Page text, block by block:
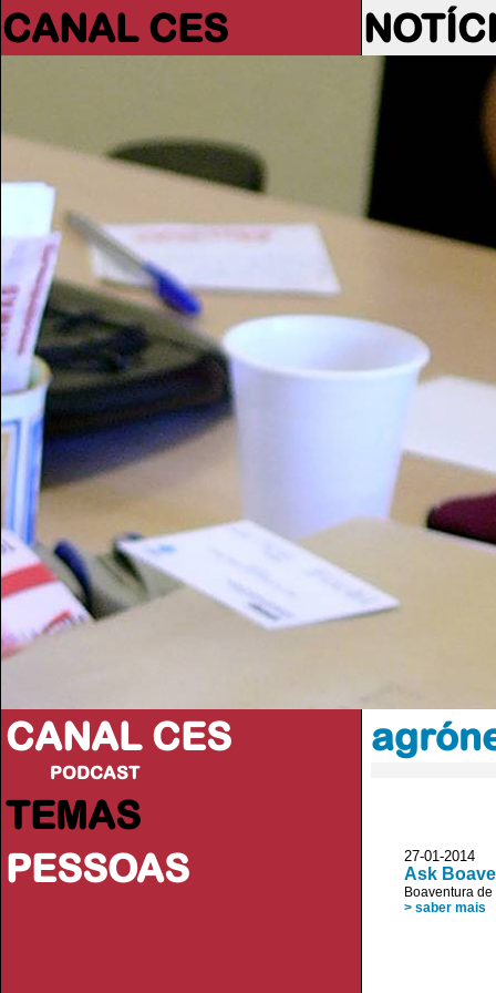
CANAL CES
CANAL CES
PODCAST
TEMAS
PESSOAS
27-01-
Ask
Boaventura
> saber mais